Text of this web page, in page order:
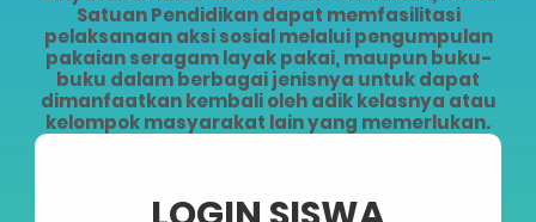
Satuan Pendidikan dapat memfasilitasi
pelaksanaan aksi sosial melalui pengumpulan
pakaian seragam layak pakai, maupun buku-
buku dalam berbagai jenisnya untuk dapat
dimanfaatkan kembali oleh adik kelasnya atau
kelompok masyarakat lain yang memerlukan.